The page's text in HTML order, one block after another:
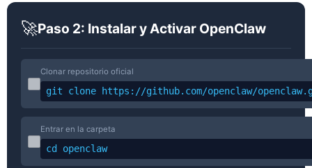
🚀Paso 2: Instalar y Activar OpenClaw
Clonar repositorio oficial
git clone https://github.com/openclaw/
Entrar en la carpeta
cd openclaw